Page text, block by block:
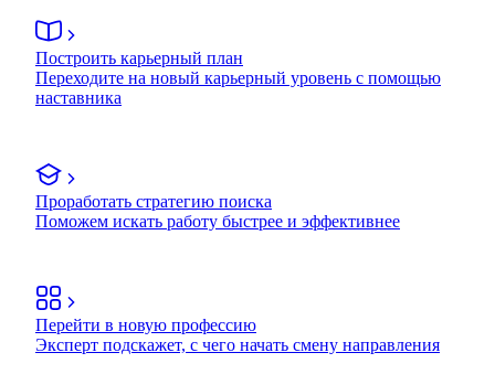
Построить карьерный план
Переходите на новый карьерный уровень с помощью
наставника
Проработать стратегию поиска
Поможем искать работу быстрее и эффективнее
Перейти в новую профессию
Эксперт подскажет, с чего начать смену направления